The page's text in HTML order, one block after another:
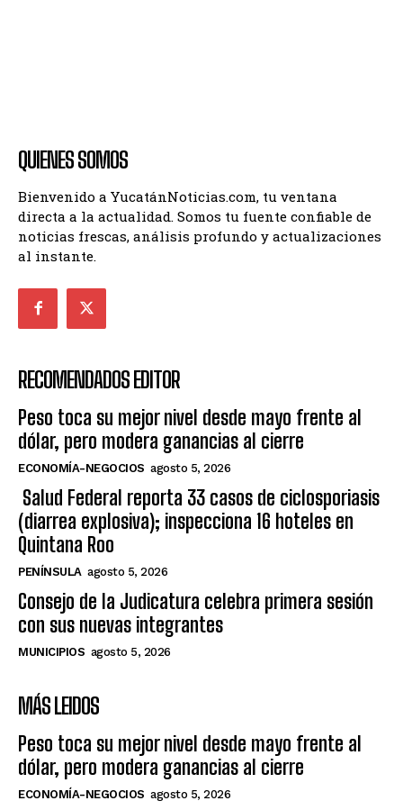
QUIENES SOMOS
Bienvenido a YucatánNoticias.com, tu ventana
directa a la actualidad. Somos tu fuente confiable de
noticias frescas, análisis profundo y actualizaciones
al instante.
RECOMENDADOS EDITOR
Peso toca su mejor nivel desde mayo frente al
dólar, pero modera ganancias al cierre
ECONOMÍA-NEGOCIOS agosto 5, 2026
Salud Federal reporta 33 casos de ciclosporiasis
(diarrea explosiva); inspecciona 16 hoteles en
Quintana Roo
PENÍNSULA agosto 5, 2026
Consejo de la Judicatura celebra primera sesión
con sus nuevas integrantes
MUNICIPIOS agosto 5, 2026
MÁS LEIDOS
Peso toca su mejor nivel desde mayo frente al
dólar, pero modera ganancias al cierre
ECONOMÍA-NEGOCIOS agosto 5, 2026